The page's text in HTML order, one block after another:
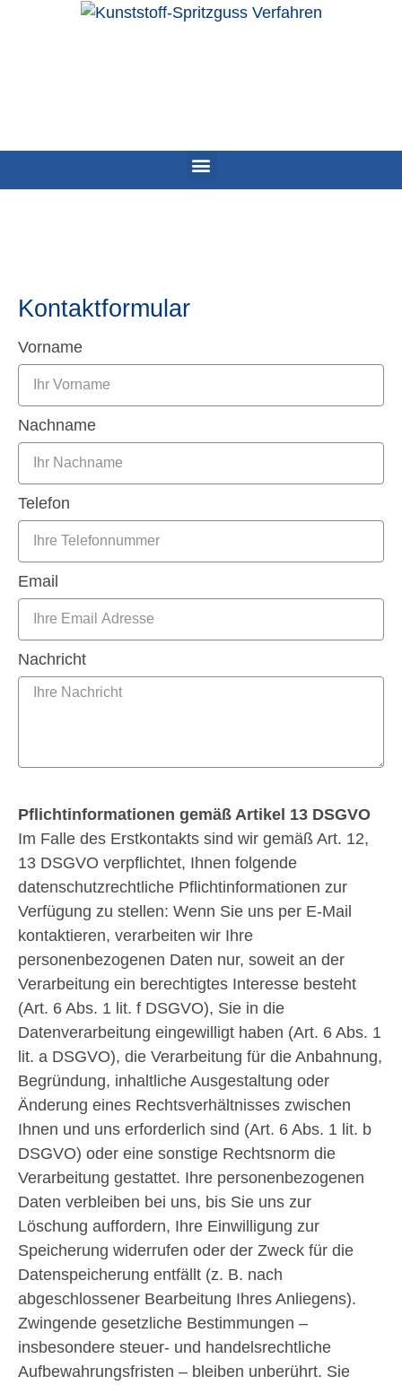
Kontaktformular
Vorname
Nachname
Telefon
Email
Nachricht
Pflichtinformationen gemäß Artikel 13 DSGVO
Im Falle des Erstkontakts sind wir gemäß Art. 12,
13 DSGVO verpflichtet, Ihnen folgende
datenschutzrechtliche Pflichtinformationen zur
Verfügung zu stellen: Wenn Sie uns per E-Mail
kontaktieren, verarbeiten wir Ihre
personenbezogenen Daten nur, soweit an der
Verarbeitung ein berechtigtes Interesse besteht
(Art. 6 Abs. 1 lit. f DSGVO), Sie in die
Datenverarbeitung eingewilligt haben (Art. 6 Abs. 1
lit. a DSGVO), die Verarbeitung für die Anbahnung,
Begründung, inhaltliche Ausgestaltung oder
Änderung eines Rechtsverhältnisses zwischen
Ihnen und uns erforderlich sind (Art. 6 Abs. 1 lit. b
DSGVO) oder eine sonstige Rechtsnorm die
Verarbeitung gestattet. Ihre personenbezogenen
Daten verbleiben bei uns, bis Sie uns zur
Löschung auffordern, Ihre Einwilligung zur
Speicherung widerrufen oder der Zweck für die
Datenspeicherung entfällt (z. B. nach
abgeschlossener Bearbeitung Ihres Anliegens).
Zwingende gesetzliche Bestimmungen –
insbesondere steuer- und handelsrechtliche
Aufbewahrungsfristen – bleiben unberührt. Sie